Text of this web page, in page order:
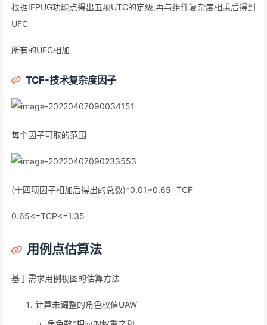
根据IFPUG功能点得出五项UTC的定级,再与组件复杂度相乘后得到
UFC
所有的UFC相加
TCF-技术复杂度因子
每个因子可取的范围
(十四项因子相加后得出的总数)*0.01+0.65=TCF
0.65<=TCP<=1.35
用例点估算法
基于需求用例视图的估算方法
计算未调整的角色权值UAW